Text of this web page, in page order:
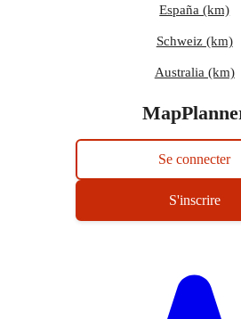
España (km)
Schweiz (km)
Australia (km)
Se connecter
S'inscrire